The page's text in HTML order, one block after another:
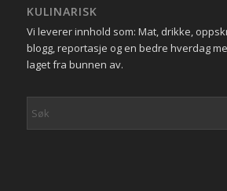
KULINARISK
Vi leverer innhold som: Mat, drikke,
blogg, reportasje og en bedre hverdag
laget fra bunnen av.